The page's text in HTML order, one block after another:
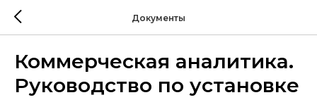
Документы
Коммерческая аналитика.
Руководство по установке